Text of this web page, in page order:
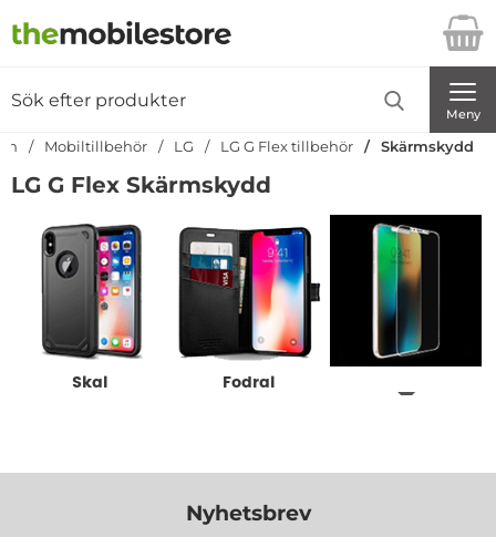
Startsidan för Danira Telecom AB
Meny
Mobiltillbehör LG LG G Flex tillbehör Skärmskydd
LG G Flex Skärmskydd
Underkategorier
Skal Fodral
Nyhetsbrev